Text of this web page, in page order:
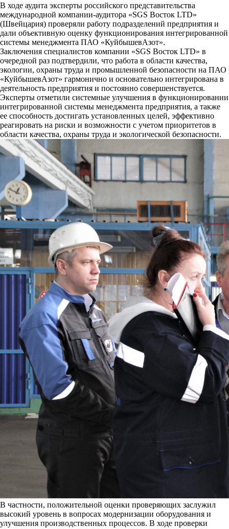
В ходе аудита эксперты российского представительства
международной компании-аудитора «SGS Восток LTD»
(Швейцария) проверяли работу подразделений предприятия и
дали объективную оценку функционирования интегрированной
системы менеджмента ПАО «КуйбышевАзот».
Заключения специалистов компании «SGS Восток LTD» в
очередной раз подтвердили, что работа в области качества,
экологии, охраны труда и промышленной безопасности на ПАО
«КуйбышевАзот» гармонично и основательно интегрирована в
деятельность предприятия и постоянно совершенствуется.
Эксперты отметили системные улучшения в функционировании
интегрированной системы менеджмента предприятия, а также
ее способность достигать установленных целей, эффективно
реагировать на риски и возможности с учетом приоритетов в
области качества, охраны труда и экологической безопасности.
В частности, положительной оценки проверяющих заслужил
высокий уровень в вопросах модернизации оборудования и
улучшения производственных процессов. В ходе проверки